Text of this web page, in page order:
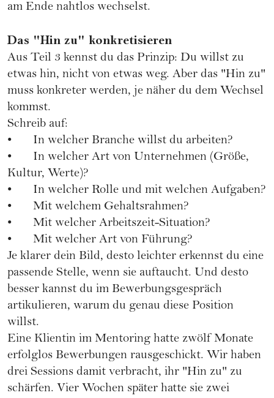
am Ende nahtlos wechselst.
Das "Hin zu" konkretisieren
Aus Teil 3 kennst du das Prinzip: Du willst zu
etwas hin, nicht von etwas weg. Aber das "Hin zu"
muss konkreter werden, je näher du dem Wechsel
kommst.
Schreib auf:
• In welcher Branche willst du arbeiten?
• In welcher Art von Unternehmen (Größe,
Kultur, Werte)?
• In welcher Rolle und mit welchen Aufgaben?
• Mit welchem Gehaltsrahmen?
• Mit welcher Arbeitszeit-Situation?
• Mit welcher Art von Führung?
Je klarer dein Bild, desto leichter erkennst du eine
passende Stelle, wenn sie auftaucht. Und desto
besser kannst du im Bewerbungsgespräch
artikulieren, warum du genau diese Position
willst.
Eine Klientin im Mentoring hatte zwölf Monate
erfolglos Bewerbungen rausgeschickt. Wir haben
drei Sessions damit verbracht, ihr "Hin zu" zu
schärfen. Vier Wochen später hatte sie zwei